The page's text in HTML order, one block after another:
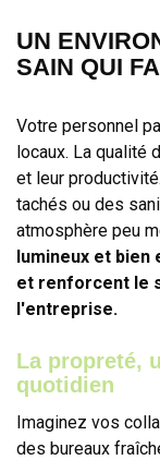
UN
SAIN QUI
Votre personnel
locaux. La qualité
et leur
tachés ou des
atmosphère peu
lumineux et
et renforcent le
l'entreprise.
La propreté,
quotidien
Imaginez vos
des bureaux